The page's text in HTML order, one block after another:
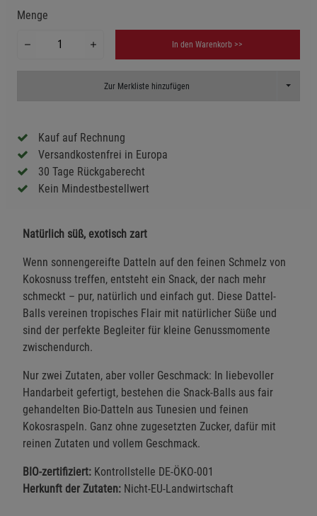
Menge
In den Warenkorb >>
Zur Merkliste hinzufügen Toggle
Kauf auf Rechnung
Versandkostenfrei in Europa
30 Tage Rückgaberecht
Kein Mindestbestellwert
Natürlich süß, exotisch zart
Wenn sonnengereifte Datteln auf den feinen Schmelz von
Kokosnuss treffen, entsteht ein Snack, der nach mehr
schmeckt – pur, natürlich und einfach gut. Diese Dattel-
Balls vereinen tropisches Flair mit natürlicher Süße und
sind der perfekte Begleiter für kleine Genussmomente
zwischendurch.
Nur zwei Zutaten, aber voller Geschmack: In liebevoller
Handarbeit gefertigt, bestehen die Snack-Balls aus fair
gehandelten Bio-Datteln aus Tunesien und feinen
Kokosraspeln. Ganz ohne zugesetzten Zucker, dafür mit
reinen Zutaten und vollem Geschmack.
BIO-zertifiziert: Kontrollstelle DE-ÖKO-001
Herkunft der Zutaten: Nicht-EU-Landwirtschaft